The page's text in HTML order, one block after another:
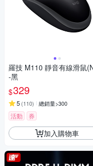
羅技 M110 靜音有線滑鼠
-黑
$329
5 (110) 總銷量>300
活動 券
加入購物車